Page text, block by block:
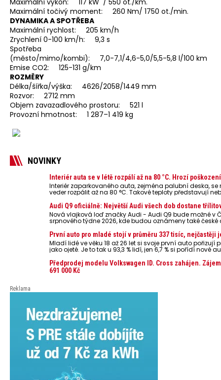
Maximální výkon: 117 kW / 550 ot./km.
Maximální točivý moment: 260 Nm/ 1750 ot./min.
DYNAMIKA A SPOTŘEBA
Maximální rychlost: 205 km/h
Zrychlení 0-100 km/h: 9,3 s
Spotřeba
(město/mimo/kombi): 7,0-7,1/4,6-5,0/5,5-5,8 l/100 km
Emise CO2: 125-131 g/km
ROZMĚRY
Délka/šířka/výška: 4626/2058/1449 mm
Rozvor: 2712 mm
Objem zavazadlového prostoru: 521 l
Provozní hmotnost: 1 287–1 419 kg
NOVINKY
Interiér auta se v létě rozpálí až na 80 °C. Hrozí
Interiér zaparkovaného auta, zejména palubní deska,
veder rozpálit až na 80 °C. Takové teploty představují
případech i zvýšit riziko požáru.
Audi Q9 oficiálně: Největší Audi všech dob dostane
Nová vlajková loď značky Audi - Audi Q9 bude možné v
srpnového týdne 2026, kde budou oznámeny také české
První auto pro mladé stojí v průměru 337 tisíc, nejčastěji
Mladí lidé ve věku 18 až 26 let si svoje první auto
jako ojeté. Je to tak u 93,3 % lidí, jen 6,7 % si pořídí nové
dat Leasingu České spořitelny za posledních 10 let
Předprodej modelu Volkswagen ID. Cross zahájen.
691 000 Kč
Reklama